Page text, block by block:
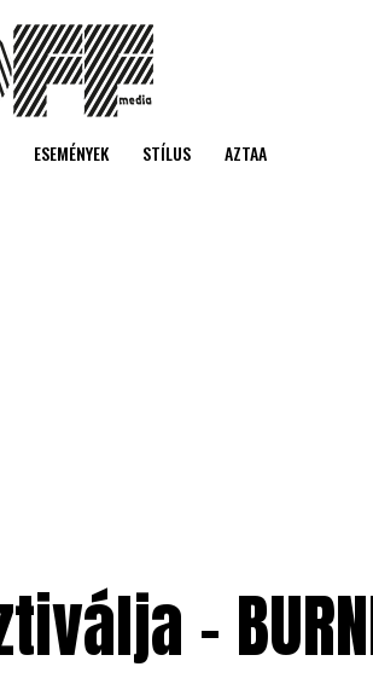
ESEMÉNYEK STÍLUS AZTAA
–